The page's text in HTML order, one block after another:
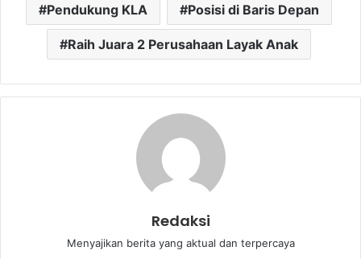
Pendukung KLA Posisi di Baris Depan
Raih Juara 2 Perusahaan Layak Anak
Redaksi
Menyajikan berita yang aktual dan terpercaya